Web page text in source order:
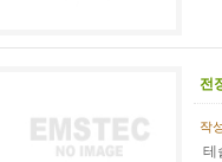
전
작
테